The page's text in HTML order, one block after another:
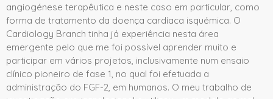
angiogénese terapêutica e neste caso em particular, como
forma de tratamento da doença cardíaca isquémica. O
Cardiology Branch tinha já experiência nesta área
emergente pelo que me foi possível aprender muito e
participar em vários projetos, inclusivamente num ensaio
clínico pioneiro de fase 1, no qual foi efetuada a
administração do FGF-2, em humanos. O meu trabalho de